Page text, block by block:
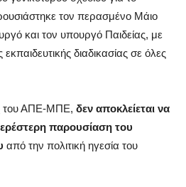
τον περασμένο Μάιο
και τον υπουργό Παιδείας, με
διαδικασίας σε όλες
του ΑΠΕ-ΜΠΕ, δεν αποκλείεται να
παρουσίαση του
από την πολιτική ηγεσία του